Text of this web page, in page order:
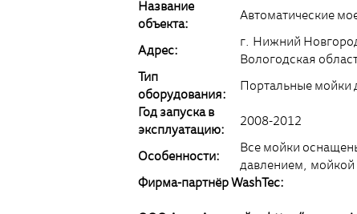
Название
объекта:
Автоматические
Адрес:
г. Нижний
Вологодская
Тип
оборудования:
Портальные мойки
Год запуска в
эксплуатацию:
2008-2012
Особенности:
Все мойки
давлением,
Фирма-партнёр WashTec: